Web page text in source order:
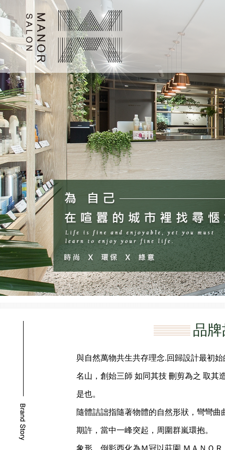
品
與自然萬物共生共存理念.回歸設計最初
名山，創始三師 如同其技 刪剪為之 取其
是也。
隨體詰詘指隨著物體的自然形狀，彎彎曲
期許，當中一峰突起，周圍群嵐環抱。